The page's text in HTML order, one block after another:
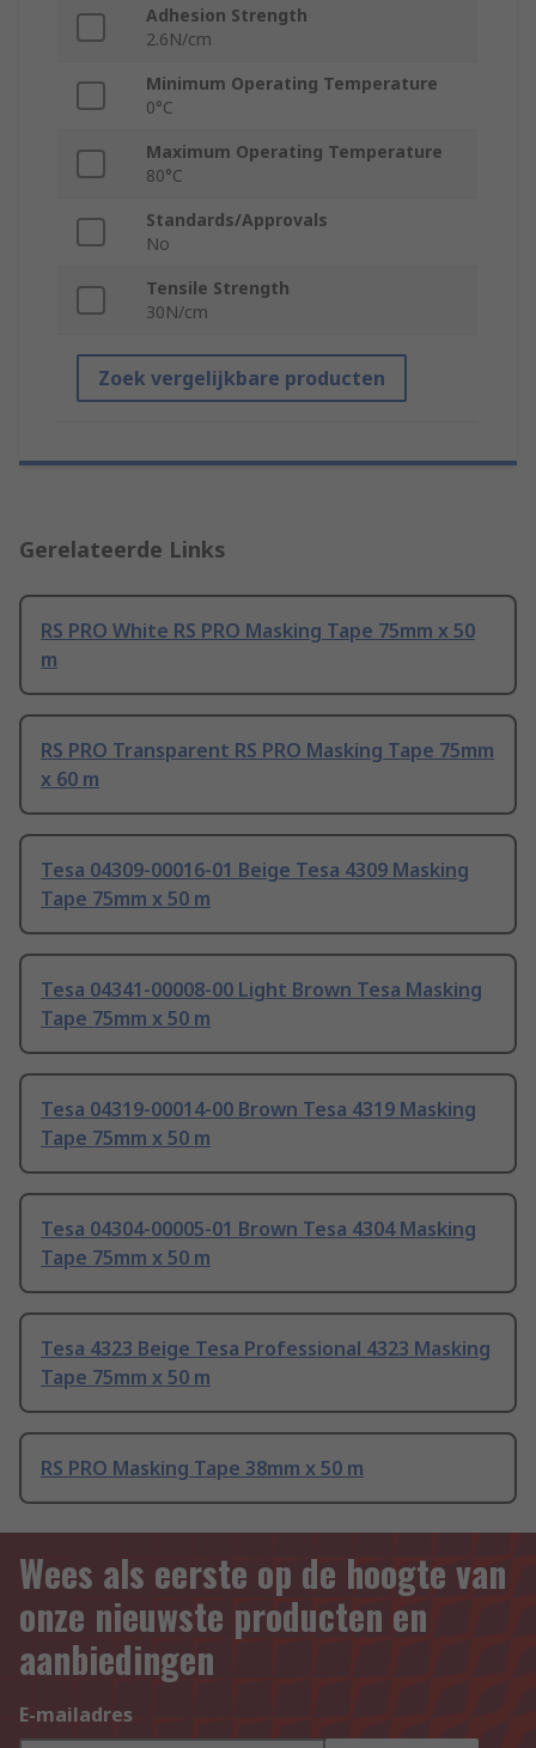
Adhesion Strength
2.6N/cm
Minimum Operating Temperature
0°C
Maximum Operating Temperature
80°C
Standards/Approvals
No
Tensile Strength
30N/cm
Zoek vergelijkbare producten
Gerelateerde Links
RS PRO White RS PRO Masking Tape 75mm x 50
m
RS PRO Transparent RS PRO Masking Tape 75mm
x 60 m
Tesa 04309-00016-01 Beige Tesa 4309 Masking
Tape 75mm x 50 m
Tesa 04341-00008-00 Light Brown Tesa Masking
Tape 75mm x 50 m
Tesa 04319-00014-00 Brown Tesa 4319 Masking
Tape 75mm x 50 m
Tesa 04304-00005-01 Brown Tesa 4304 Masking
Tape 75mm x 50 m
Tesa 4323 Beige Tesa Professional 4323 Masking
Tape 75mm x 50 m
RS PRO Masking Tape 38mm x 50 m
Wees als eerste op de hoogte van
onze nieuwste producten en
aanbiedingen
E-mailadres